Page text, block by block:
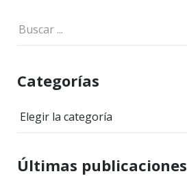
Categorías
Categorías
Últimas publicaciones